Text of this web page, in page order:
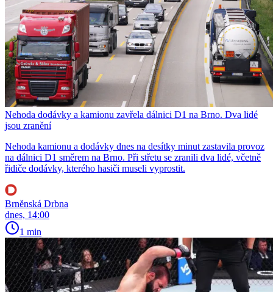
Nehoda dodávky a kamionu zavřela dálnici D1 na Brno. Dva lidé
jsou zranění
Nehoda kamionu a dodávky dnes na desítky minut zastavila provoz
na dálnici D1 směrem na Brno. Při střetu se zranili dva lidé, včetně
řidiče dodávky, kterého hasiči museli vyprostit.
Brněnská Drbna
dnes, 14:00
1 min